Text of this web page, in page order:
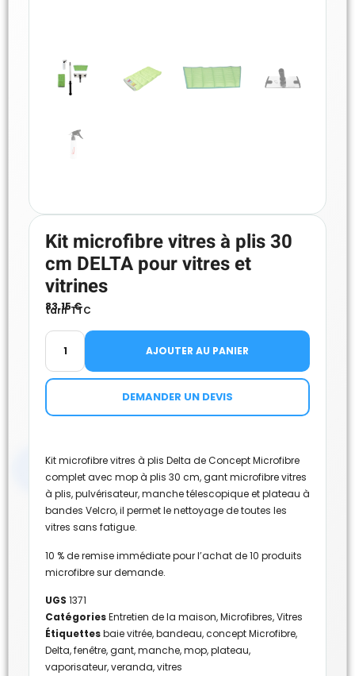
Kit microfibre vitres à plis 30
cm DELTA pour vitres et
vitrines
83.15€
tarif TTC
AJOUTER AU PANIER
DEMANDER UN DEVIS
Kit microfibre vitres à plis Delta de Concept Microfibre
complet avec mop à plis 30 cm, gant microfibre vitres
à plis, pulvérisateur, manche télescopique et plateau à
bandes Velcro, il permet le nettoyage de toutes les
vitres sans fatigue.
10 % de remise immédiate pour l’achat de 10 produits
microfibre sur demande.
UGS 1371
CatégoriesEntretien de la maison,Microfibres,Vitres
Étiquettesbaie vitrée,bandeau,concept Microfibre,
Delta,fenêtre,gant,manche,mop,plateau,
vaporisateur,veranda,vitres